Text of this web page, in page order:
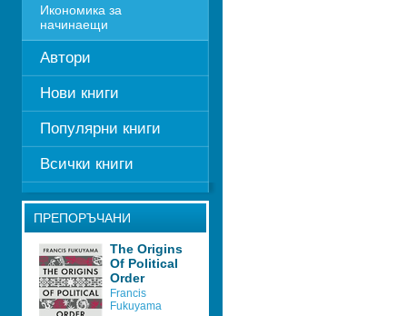
Икономика за
начинаещи
Автори
Нови книги
Популярни книги
Всички книги
ПРЕПОРЪЧАНИ
The Origins
Of Political
Order
Francis
Fukuyama